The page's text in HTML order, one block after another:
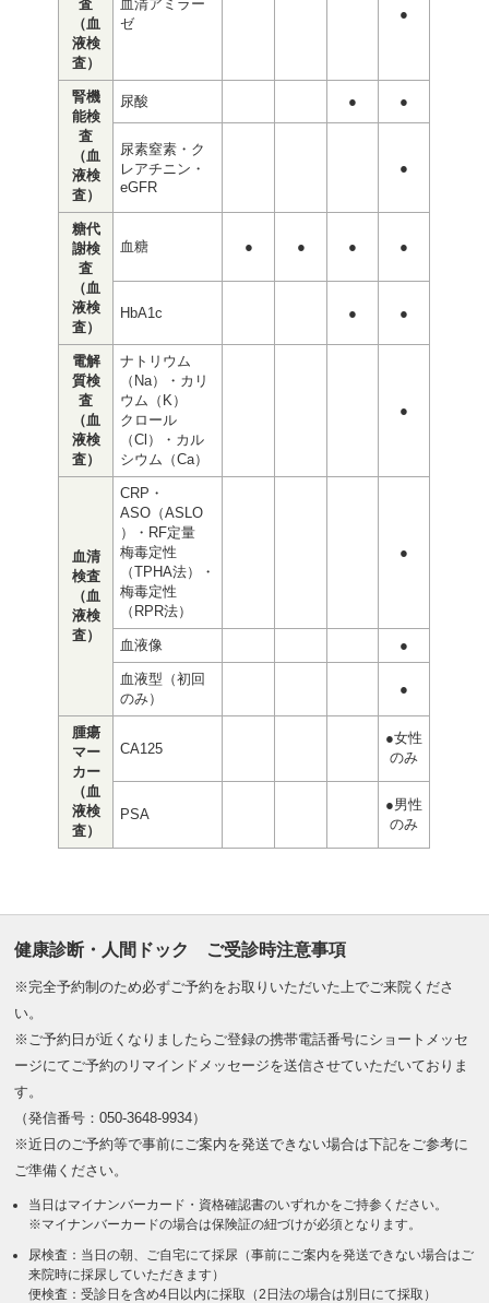
査
（血
液検
査）
血清アミラー
ゼ
●
腎機
能検
査
（血
液検
査）
尿酸 ● ●
尿素窒素・ク
レアチニン・
eGFR
●
糖代
謝検
査
（血
液検
査）
血糖 ● ● ● ●
HbA1c ● ●
電解
質検
査
（血
液検
査）
ナトリウム
（Na）・カリ
ウム（K）
クロール
（Cl）・カル
シウム（Ca）
●
血清
検査
（血
液検
査）
CRP・
ASO（ASLO
）・RF定量
梅毒定性
（TPHA法）・
梅毒定性
（RPR法）
●
血液像 ●
血液型（初回
のみ）
●
腫瘍
マー
カー
（血
液検
査）
CA125
●女性
のみ
PSA
●男性
のみ
健康診断・人間ドック ご受診時注意事項
※完全予約制のため必ずご予約をお取りいただいた上でご来院くださ
い。
※ご予約日が近くなりましたらご登録の携帯電話番号にショートメッセ
ージにてご予約のリマインドメッセージを送信させていただいておりま
す。
（発信番号：050-3648-9934）
※近日のご予約等で事前にご案内を発送できない場合は下記をご参考に
ご準備ください。
当日はマイナンバーカード・資格確認書のいずれかをご持参ください。
※マイナンバーカードの場合は保険証の紐づけが必須となります。
尿検査：当日の朝、ご自宅にて採尿（事前にご案内を発送できない場合はご
来院時に採尿していただきます）
便検査：受診日を含め4日以内に採取（2日法の場合は別日にて採取）